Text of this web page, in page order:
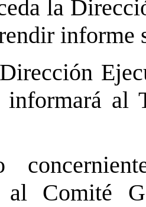
la
informe
informará al
al Comité